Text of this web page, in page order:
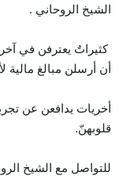
الشيخ الروحاني .
كثيراتٌ يعترفن في
أن أرسلن مبالغ
أخريات يدافعن عن
قلوبهنّ.
للتواصل مع الشيخ